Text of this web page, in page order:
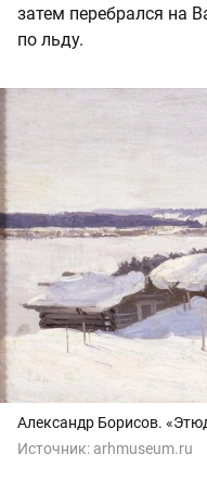
затем перебрался на
по льду.
Александр Борисов.
Источник: arhmuseum.ru